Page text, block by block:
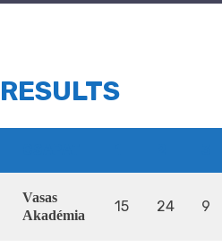
RESULTS
Vasas
Akadémia
15 24 9